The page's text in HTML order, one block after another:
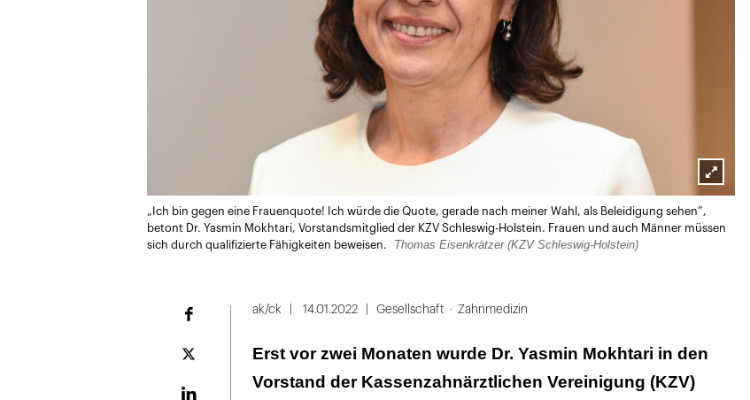
Lightbox
öffnen
„Ich bin gegen eine Frauenquote! Ich würde die Quote, gerade nach meiner Wahl, als Beleidigung sehen”,
betont Dr. Yasmin Mokhtari, Vorstandsmitglied der KZV Schleswig-Holstein. Frauen und auch Männer müssen
sich durch qualifizierte Fähigkeiten beweisen.
Thomas Eisenkrätzer (KZV Schleswig-Holstein)
Plattform
ak/ck 14.01.2022 Gesellschaft Zahnmedizin
Erst vor zwei Monaten wurde Dr. Yasmin Mokhtari in den
Vorstand der Kassenzahnärztlichen Vereinigung (KZV)